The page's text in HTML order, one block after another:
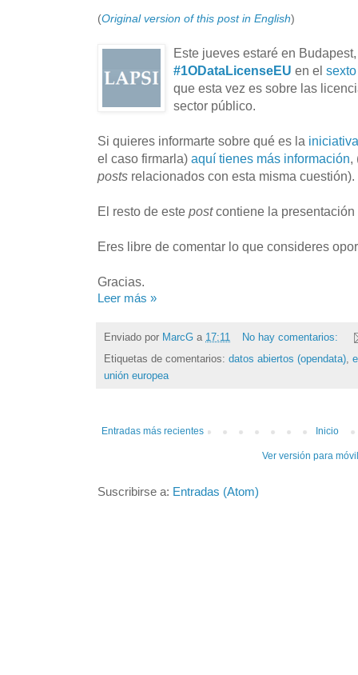
(Original version of this post in English)
Este jueves estaré en
#1ODataLicenseEU en el
que esta vez es sobre las
sector público.
Si quieres informarte sobre qué es la
el caso firmarla) aquí tienes más información,
posts relacionados con esta misma cuestión).
El resto de este postcontiene la presentación
Eres libre de comentar lo que consideres
Gracias.
Leer más »
Enviado por MarcG a 17:11
No hay comentarios:
Etiquetas de comentarios: datos abiertos (opendata),
unión europea
Entradas más recientes Inicio
Ver versión para
Suscribirse a: Entradas (Atom)